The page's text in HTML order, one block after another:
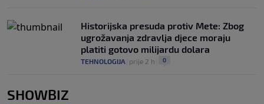
Historijska presuda protiv Mete: Zbog
ugrožavanja zdravlja djece moraju
platiti gotovo milijardu dolara
TEHNOLOGIJA prije 2 h 0
SHOWBIZ